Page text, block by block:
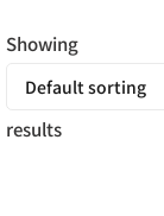
Showing
10
results